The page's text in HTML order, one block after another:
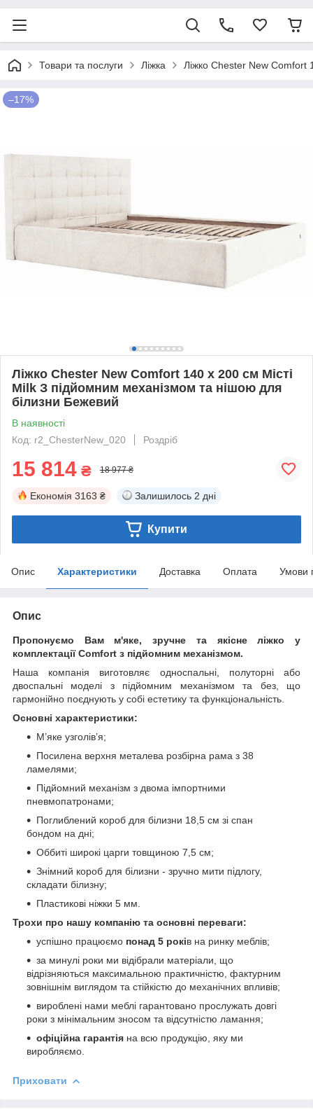
Товари та послуги Ліжка Ліжко Chester New Comfort
–17%
Ліжко Chester New Comfort 140 х 200 см Місті
Milk З підйомним механізмом та нішою для
білизни Бежевий
В наявності
Код: r2_ChesterNew_020
Роздріб
15 814 ₴ 18 977 ₴
Економія 3163 ₴ Залишилось 2 дні
Купити
Опис Характеристики Доставка Оплата Умови
Опис
Пропонуємо Вам м'яке, зручне та якiсне ліжко у
комплектації Comfort з підйомним механізмом.
Наша компанія виготовляє односпальні, полуторні або
двоспальні моделі з підйомним механізмом та без, що
гармонійно поєднують у собі естетику та функціональність.
Основні характеристики:
М’яке узголів’я;
Посилена верхня металева розбірна рама з 38
ламелями;
Підйомний механізм з двома імпортними
пневмопатронами;
Поглиблений короб для білизни 18,5 см зі спан
бондом на дні;
Оббиті широкі царги товщиною 7,5 см;
Знімний короб для білизни - зручно мити підлогу,
складати білизну;
Пластикові ніжки 5 мм.
Трохи про нашу компанію та основні переваги:
успішно працюємо понад 5 років на ринку меблів;
за минулі роки ми відібрали матеріали, що
відрізняються максимальною практичністю, фактурним
зовнішнім виглядом та стійкістю до механічних впливів;
вироблені нами меблі гарантовано прослужать довгі
роки з мінімальним зносом та відсутністю ламання;
офіційна гарантія на всю продукцію, яку ми
виробляємо.
Приховати